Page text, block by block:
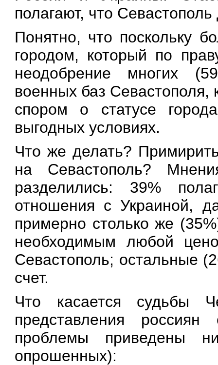
полагают, что
Понятно, что поскольку
городом, который по
неодобрение многих
военных баз Севастополя,
спором о статусе
выгодных условиях.
Что же делать?
на Севастополь?
разделились: 39%
отношения с Украиной,
примерно столько же
необходимым любой
Севастополь; остальные
счет.
Что касается судьбы
представления
проблемы приведены
опрошенных):